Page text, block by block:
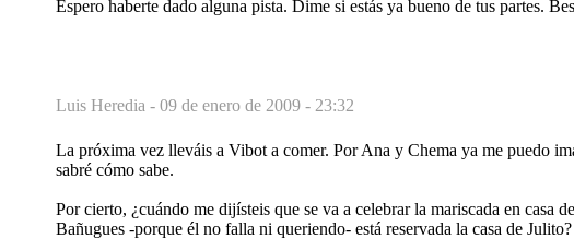
Espero haberte dado alguna pista. Dime si estás ya bueno de tus partes.
Luis Heredia - 09 de enero de 2009 - 23:32
La próxima vez lleváis a Vibot a comer. Por Ana y Chema ya me puedo
sabré cómo sabe.
Por cierto, ¿cuándo me dijísteis que se va a celebrar la mariscada en casa
Bañugues -porque él no falla ni queriendo- está reservada la casa de Julito?